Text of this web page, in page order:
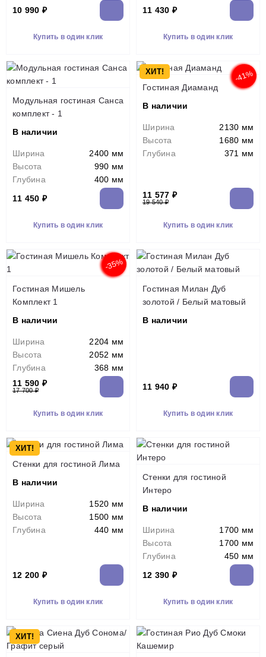
10 990 ₽
Купить в один клик
11 430 ₽
Купить в один клик
Модульная гостиная Санса
комплект - 1
В наличии
Ширина
2400 мм
Высота
990 мм
Глубина
400 мм
11 450 ₽
Купить в один клик
ХИТ! -41%
Гостиная Диаманд
В наличии
Ширина
2130 мм
Высота
1680 мм
Глубина
371 мм
11 577 ₽
19 540 ₽
Купить в один клик
-35%
Гостиная Мишель
Комплект 1
В наличии
Ширина
2204 мм
Высота
2052 мм
Глубина
368 мм
11 590 ₽
17 700 ₽
Купить в один клик
Гостиная Милан Дуб
золотой / Белый матовый
В наличии
11 940 ₽
Купить в один клик
ХИТ!
Стенки для гостиной Лима
В наличии
Ширина
1520 мм
Высота
1500 мм
Глубина
440 мм
12 200 ₽
Купить в один клик
Стенки для гостиной
Интеро
В наличии
Ширина
1700 мм
Высота
1700 мм
Глубина
450 мм
12 390 ₽
Купить в один клик
ХИТ!